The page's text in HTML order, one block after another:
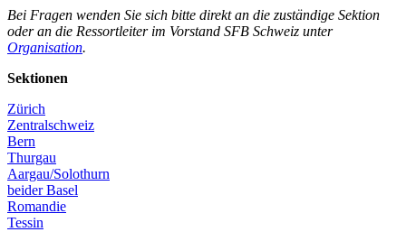
Bei Fragen wenden Sie sich bitte direkt an die zuständige Sektion
oder an die Ressortleiter im Vorstand SFB Schweiz unter
Organisation.
Sektionen
Zürich
Zentralschweiz
Bern
Thurgau
Aargau/Solothurn
beider Basel
Romandie
Tessin